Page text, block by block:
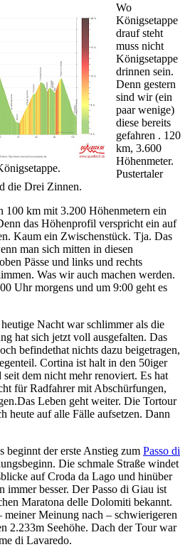
Wo
Königsetappe
drauf steht
muss nicht
Königsetappe
drinnen sein.
Denn gestern
sind wir (ein
paar wenige)
diese bereits
gefahren . 120
km, 3.600
Höhenmeter.
Pustertaler
die Drei Zinnen.
100 km mit 3.200 Höhenmetern ein
das Höhenprofil verspricht ein auf
Kaum ein Zwischenstück. Tja. Das
man sich mitten in diesen
Pässe und links und rechts
Was wir auch machen werden.
Uhr morgens und um 9:00 geht es
Nacht war schlimmer als die
hat sich jetzt voll ausgefalten. Das
befindethat nichts dazu beigetragen,
Cortina ist halt in den 50iger
dem nicht mehr renoviert. Es hat
für Radfahrer mit Abschürfungen,
Leben geht weiter. Die Tortour
heute auf alle Fälle aufsetzen. Dann
beginnt der erste Anstieg zum Passo di
Die schmale Straße windet
auf Croda da Lago und hinüber
besser. Der Passo di Giau ist
Maratona delle Dolomiti bekannt.
Meinung nach – schwierigeren
2.233m Seehöhe. Dach der Tour war
di Lavaredo.